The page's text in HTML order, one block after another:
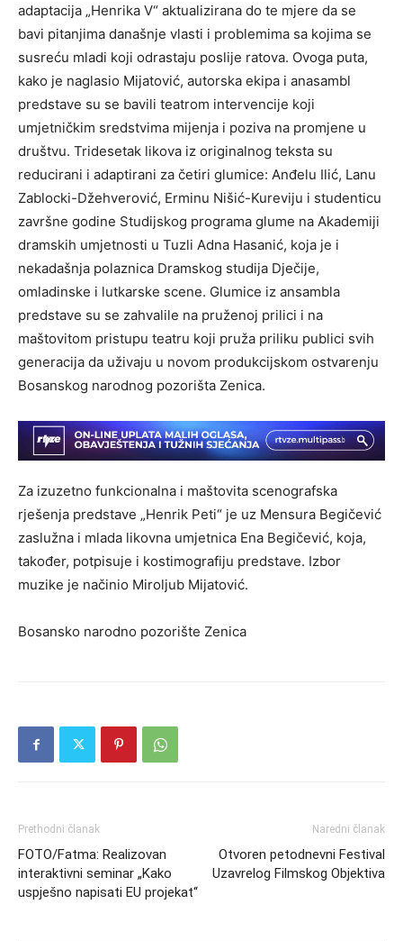
adaptacija „Henrika V“ aktualizirana do te mjere da se
bavi pitanjima današnje vlasti i problemima sa kojima se
susreću mladi koji odrastaju poslije ratova. Ovoga puta,
kako je naglasio Mijatović, autorska ekipa i anasambl
predstave su se bavili teatrom intervencije koji
umjetničkim sredstvima mijenja i poziva na promjene u
društvu. Tridesetak likova iz originalnog teksta su
reducirani i adaptirani za četiri glumice: Anđelu Ilić, Lanu
Zablocki-Džehverović, Erminu Nišić-Kureviju i studenticu
završne godine Studijskog programa glume na Akademiji
dramskih umjetnosti u Tuzli Adna Hasanić, koja je i
nekadašnja polaznica Dramskog studija Dječije,
omladinske i lutkarske scene. Glumice iz ansambla
predstave su se zahvalile na pruženoj prilici i na
maštovitom pristupu teatru koji pruža priliku publici svih
generacija da uživaju u novom produkcijskom ostvarenju
Bosanskog narodnog pozorišta Zenica.
Za izuzetno funkcionalna i maštovita scenografska
rješenja predstave „Henrik Peti“ je uz Mensura Begičević
zaslužna i mlada likovna umjetnica Ena Begičević, koja,
također, potpisuje i kostimografiju predstave. Izbor
muzike je načinio Miroljub Mijatović.
Bosansko narodno pozorište Zenica
Prethodni članak
FOTO/Fatma: Realizovan
interaktivni seminar „Kako
uspješno napisati EU projekat“
Naredni članak
Otvoren petodnevni Festival
Uzavrelog Filmskog Objektiva